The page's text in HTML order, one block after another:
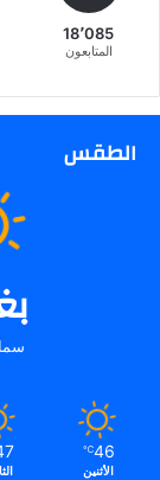
ي
18٬085
المتابعون
الطقس
46
℃
الأثنين